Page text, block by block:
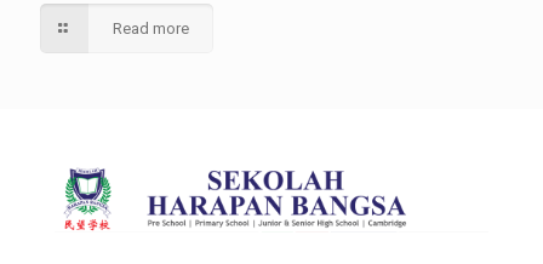
Read more